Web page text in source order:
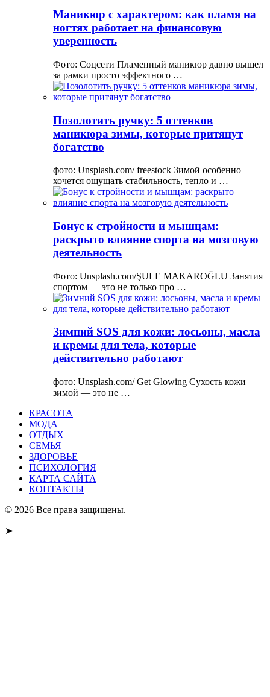
Маникюр с характером: как пламя на
ногтях работает на финансовую
уверенность
Фото: Соцсети Пламенный маникюр давно вышел
за рамки просто эффектного …
Позолотить ручку: 5 оттенков
маникюра зимы, которые притянут
богатство
фото: Unsplash.com/ freestock Зимой особенно
хочется ощущать стабильность, тепло и …
Бонус к стройности и мышцам:
раскрыто влияние спорта на мозговую
деятельность
Фото: Unsplash.com/ŞULE MAKAROĞLU Занятия
спортом — это не только про …
Зимний SOS для кожи: лосьоны, масла
и кремы для тела, которые
действительно работают
фото: Unsplash.com/ Get Glowing Сухость кожи
зимой — это не …
КРАСОТА
МОДА
ОТДЫХ
СЕМЬЯ
ЗДОРОВЬЕ
ПСИХОЛОГИЯ
КАРТА САЙТА
КОНТАКТЫ
© 2026 Все права защищены.
➤